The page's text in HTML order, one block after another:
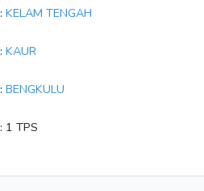
: KELAM TENGAH
: KAUR
: BENGKULU
: 1 TPS